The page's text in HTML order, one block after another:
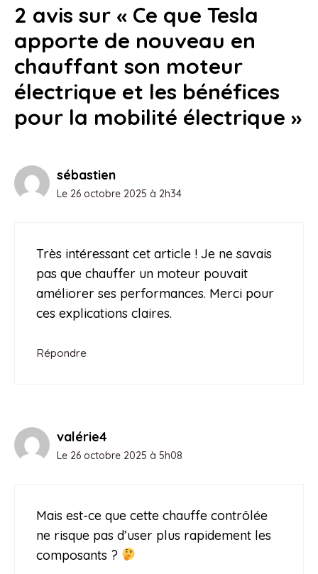
2 avis sur « Ce que Tesla
apporte de nouveau en
chauffant son moteur
électrique et les bénéfices
pour la mobilité électrique »
sébastien
Le 26 octobre 2025 à 2h34
Très intéressant cet article ! Je ne savais
pas que chauffer un moteur pouvait
améliorer ses performances. Merci pour
ces explications claires.
Répondre
valérie4
Le 26 octobre 2025 à 5h08
Mais est-ce que cette chauffe contrôlée
ne risque pas d’user plus rapidement les
composants ?